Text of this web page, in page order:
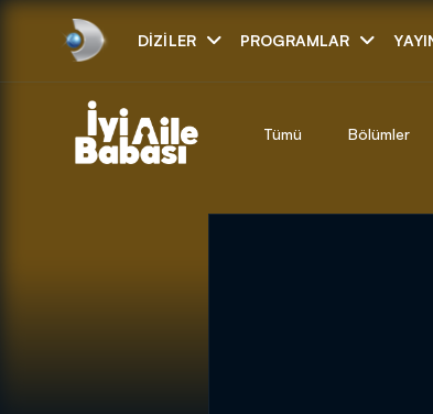
DIZILER PROGRAMLAR
Tümü Bölümler